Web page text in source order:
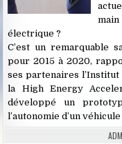
électrique ?
C’est un remarquable
pour 2015 à 2020,
ses partenaires
la High Energy
développé un
l’autonomie d’un